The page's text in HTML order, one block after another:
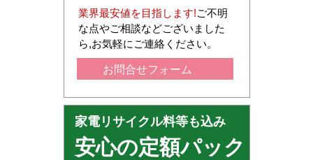
業界最安値を目指します!ご不明
な点やご相談などございました
ら,お気軽にご連絡ください。
お問合せフォーム
家電リサイクル料等も込み
安心の定額パック